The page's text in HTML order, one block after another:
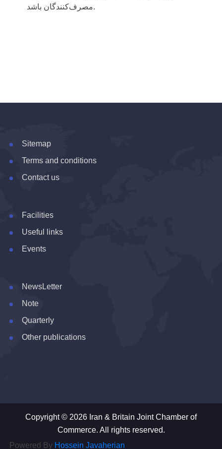
مصرف‌کنندگان باشد.
Sitemap
Terms and conditions
Contact us
Facilities
Useful links
Events
NewsLetter
Note
Quarterly
Other publications
Copyright © 2026 Iran & Britain Joint Chamber of
Commerce. All rights reserved.
Powered By Hossein Javaherian